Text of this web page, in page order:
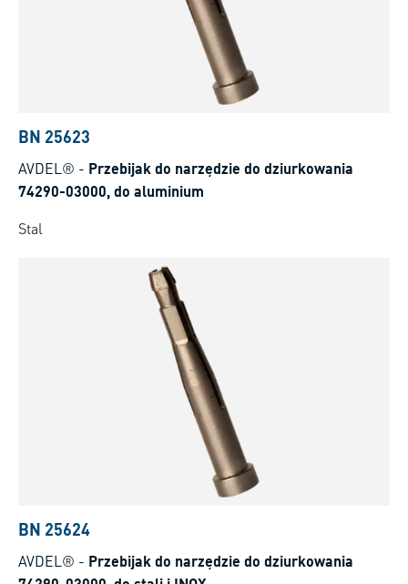
BN 25623
AVDEL® - Przebijak do narzędzie do dziurkowania
74290-03000, do aluminium
Stal
BN 25624
AVDEL® - Przebijak do narzędzie do dziurkowania